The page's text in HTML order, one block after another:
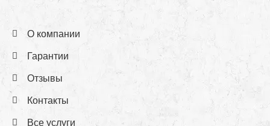
О компании
Гарантии
Отзывы
Контакты
Все услуги